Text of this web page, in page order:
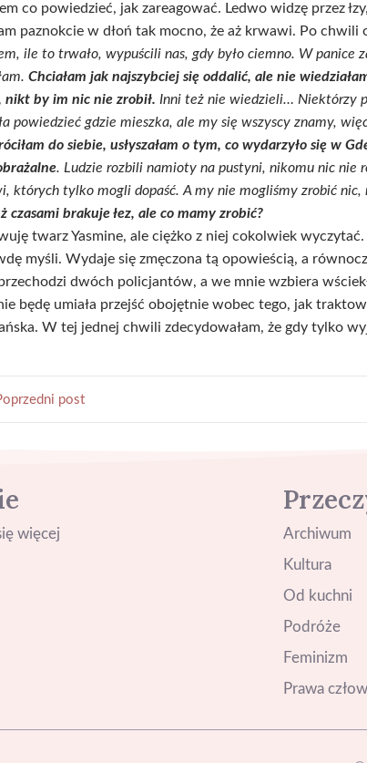
co powiedzieć, jak zareagować. Ledwo widzę przez
paznokcie w dłoń tak mocno, że aż krwawi. Po chwili
ile to trwało, wypuścili nas, gdy było ciemno. W panice
Chciałam jak najszybciej się oddalić, ale nie
nikt by im nic nie zrobił. Inni też nie wiedzieli… Niektórzy
powiedzieć gdzie mieszka, ale my się wszyscy znamy,
do siebie, usłyszałam o tym, co wydarzyło się w
. Ludzie rozbili namioty na pustyni, nikomu nic nie
których tylko mogli dopaść. A my nie mogliśmy zrobić nic,
czasami brakuje łez, ale co mamy zrobić?
twarz Yasmine, ale ciężko z niej cokolwiek
myśli. Wydaje się zmęczona tą opowieścią, a
dwóch policjantów, a we mnie wzbiera
będę umiała przejść obojętnie wobec tego, jak
W tej jednej chwili zdecydowałam, że gdy tylko
post
więcej
Archiwum
Kultura
Od kuchni
Podróże
Feminizm
Prawa